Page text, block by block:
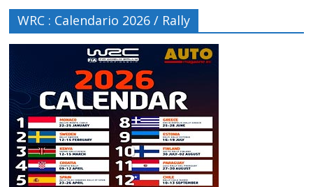
WRC : Calendario 2026 / Rally